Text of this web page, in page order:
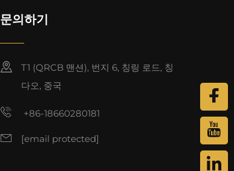
문의하기
T1 (QRCB 맨션), 번지 6, 칭링 로드, 칭
다오, 중국
+86-18660280181
[email protected]